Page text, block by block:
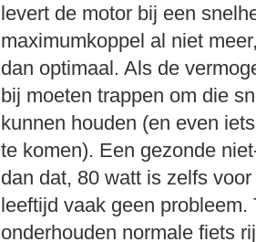
levert de motor bij een
maximumkoppel al niet
dan optimaal. Als de
bij moeten trappen om die
kunnen houden (en even
te komen). Een gezonde
dan dat, 80 watt is zelfs
leeftijd vaak geen
onderhouden normale fiets